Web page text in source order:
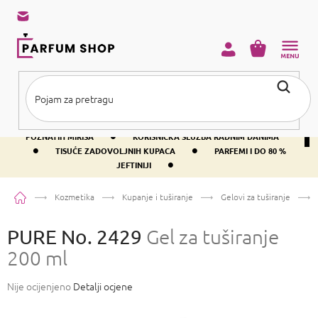
sadržaj
BESPLATNA DOSTAVA IZNAD PRIBLIŽNO 37 € •
400+ SVJETSKI
POZNATIH MIRISA
• KORISNIČKA SLUŽBA RADNIM DANIMA
• TISUĆE ZADOVOLJNIH KUPACA •
PARFEMI I DO 80 %
JEFTINIJI
•
KOŠARICA
PočetnaKozmetika Kupanje i tuširanje Gelovi za tuširanje
PURE No. 2429 Gel za tuširanje
200 ml
Prosječna
Nije ocijenjeno Detalji ocjene